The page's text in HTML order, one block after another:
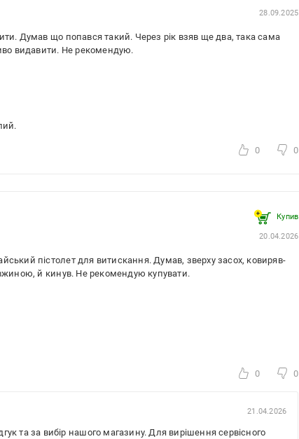
28.09.2025
Думав що попався такий. Через рік взяв ще два, така сама
видавити. Не рекомендую.
0 0
Купив
20.04.2026
пістолет для витискання. Думав, зверху засох, ковиряв-
й кинув. Не рекомендую купувати.
0 0
21.04.2026
та за вибір нашого магазину. Для вирішення сервісного